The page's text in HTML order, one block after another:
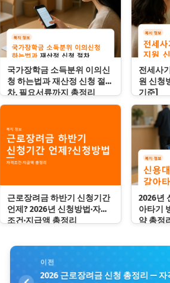
국가장학금 소득분위 이의신
청 하는법과 재산정 신청 절
차, 필요서류까지 총정리
[2026년 기준]
전세사
원 신청
기준]
근로장려금 하반기 신청기간
언제? 2026년 신청방법·자격
조건·지급액 총정리
2026년
아타기
약 총정
이전
2026 근로장려금 신청 총정리 — 자